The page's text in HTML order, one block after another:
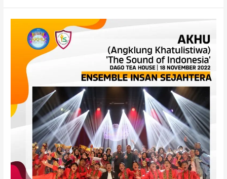
Insan
Sejahtera
Kembali
Hipnotis
Penonton
Dago
Tea
House
Bandung